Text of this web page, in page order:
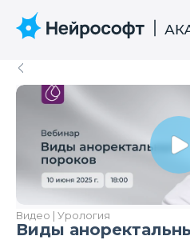
Видео | Урология
Виды